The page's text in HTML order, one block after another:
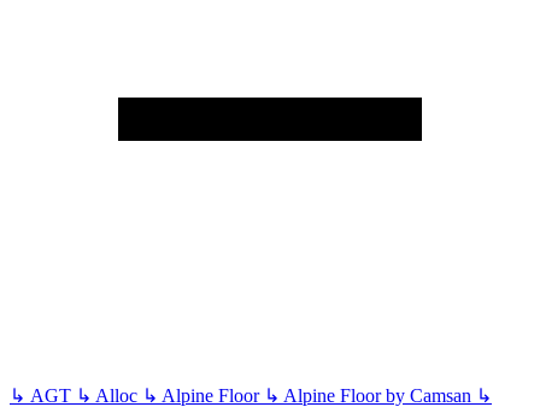
↳ AGT ↳ Alloc ↳ Alpine Floor ↳ Alpine Floor by Camsan ↳